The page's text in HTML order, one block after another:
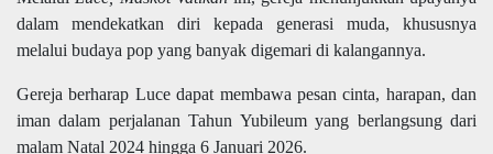
dalam mendekatkan diri kepada generasi muda, khususnya
melalui budaya pop yang banyak digemari di kalangannya.
Gereja berharap Luce dapat membawa pesan cinta, harapan, dan
iman dalam perjalanan Tahun Yubileum yang berlangsung dari
malam Natal 2024 hingga 6 Januari 2026.